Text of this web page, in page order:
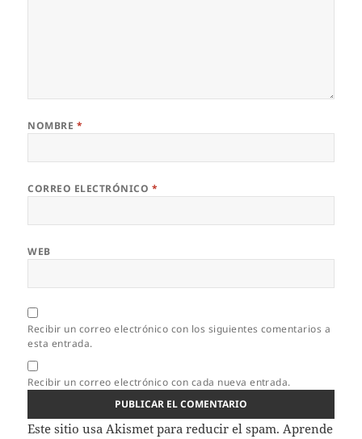
NOMBRE *
CORREO ELECTRÓNICO *
WEB
Recibir un correo electrónico con los siguientes comentarios a
esta entrada.
Recibir un correo electrónico con cada nueva entrada.
Este sitio usa Akismet para reducir el spam. Aprende